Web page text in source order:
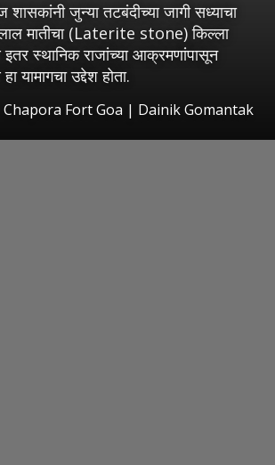
शासकांनी जुन्या तटबंदीच्या जागी सध्याचा
मातीचा (Laterite stone) किल्ला
स्थानिक राजांच्या आक्रमणांपासून
यामागचा उद्देश होता.
Chapora Fort Goa | Dainik Gomantak